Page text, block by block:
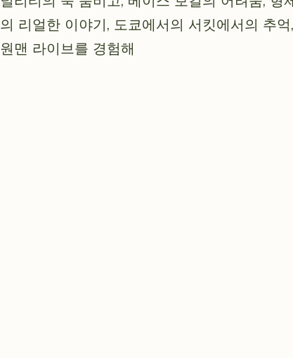
의 리얼한 이야기, 도쿄에서의 서킷에서의 추
원맨 라이브를 경험해